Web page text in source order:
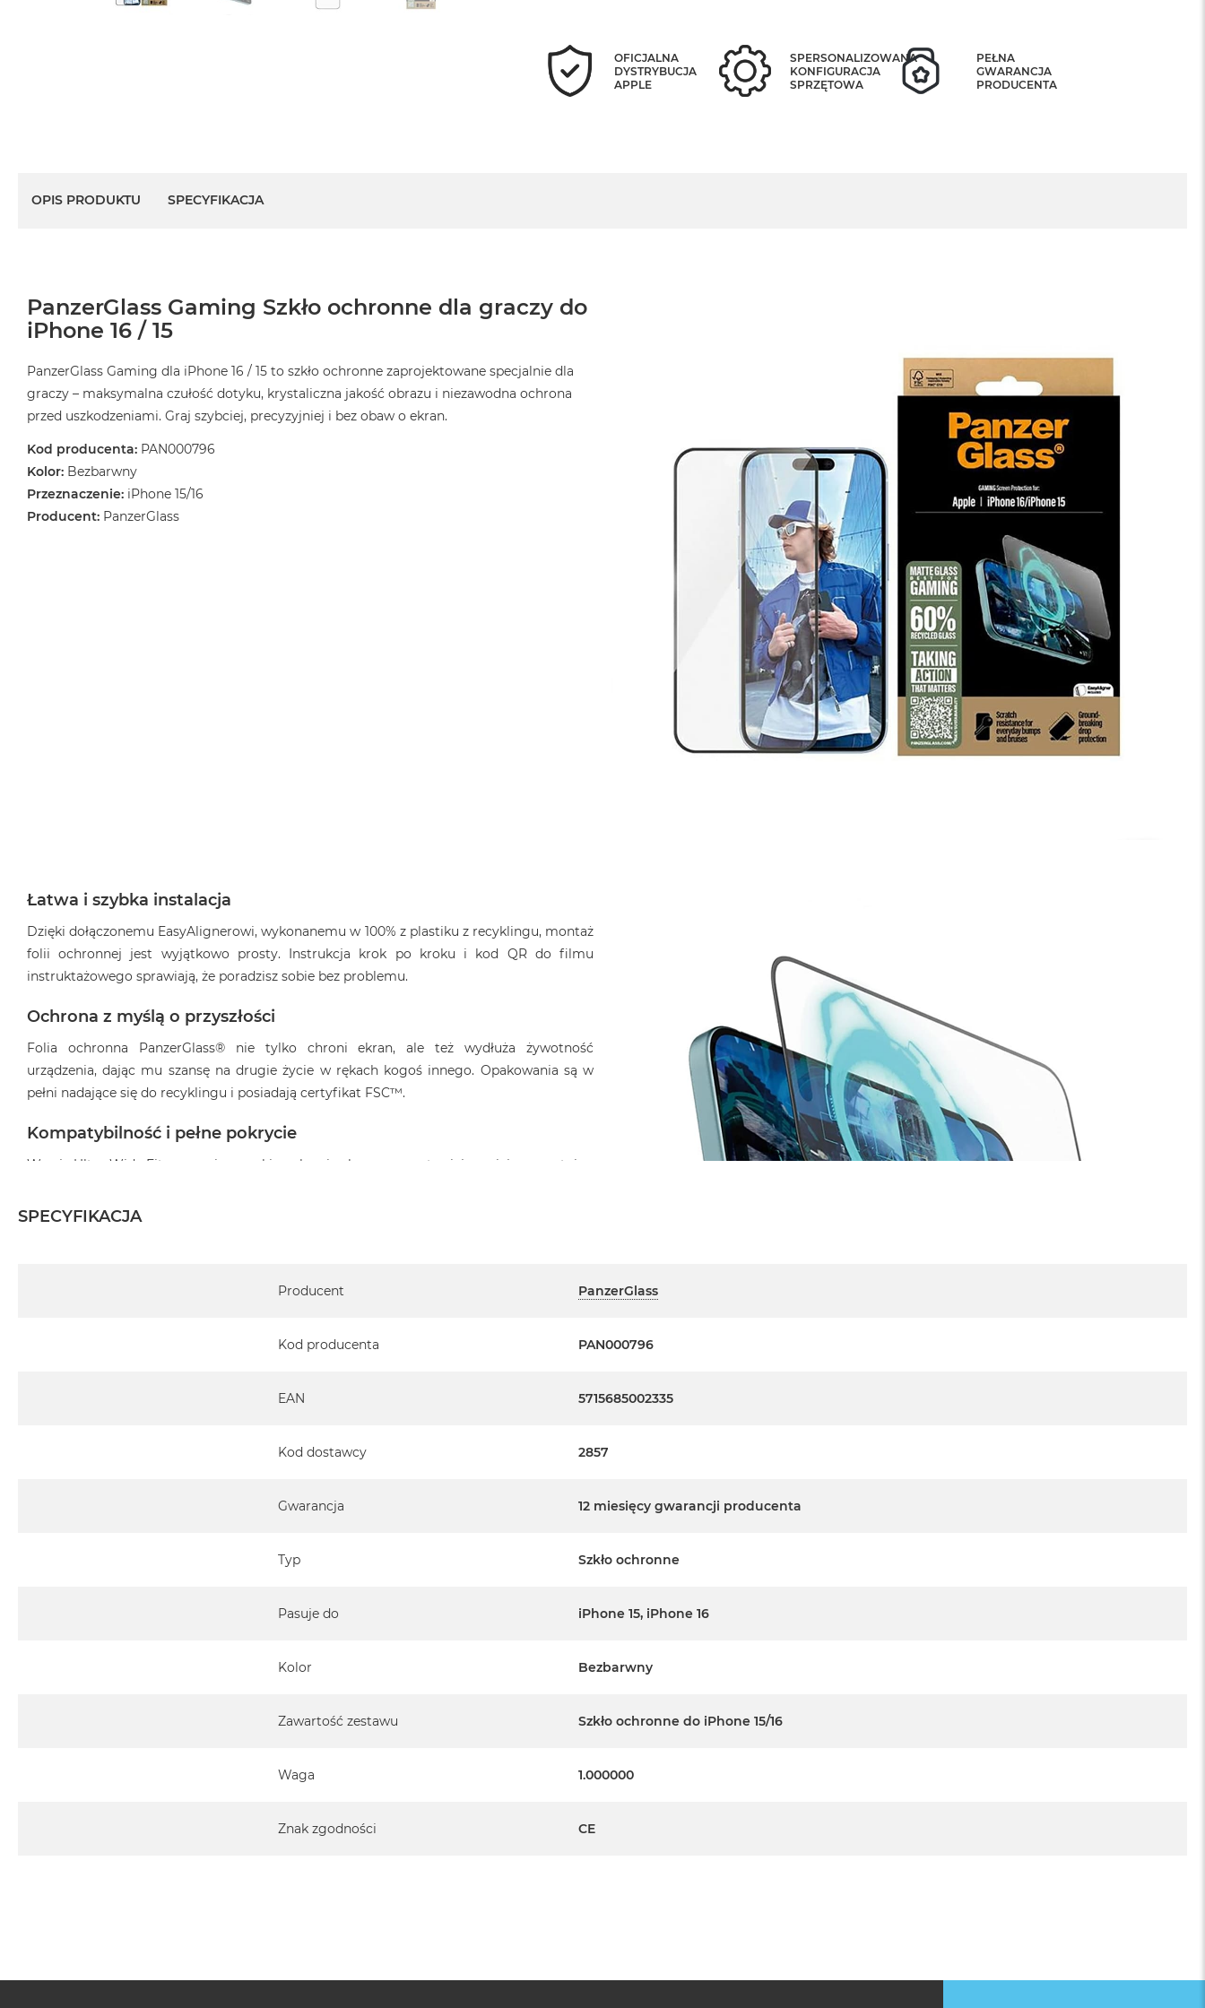
OFICJALNA
DYSTRYBUCJA
APPLE
SPERSONALIZOWANA
KONFIGURACJA
SPRZĘTOWA
PEŁNA
GWARANCJA
PRODUCENTA
OPIS PRODUKTU SPECYFIKACJA
PanzerGlass Gaming Szkło ochronne dla graczy do
iPhone 16 / 15
PanzerGlass Gaming dla iPhone 16 / 15 to szkło ochronne zaprojektowane specjalnie dla
graczy – maksymalna czułość dotyku, krystaliczna jakość obrazu i niezawodna ochrona
przed uszkodzeniami. Graj szybciej, precyzyjniej i bez obaw o ekran.
Kod producenta: PAN000796
Kolor: Bezbarwny
Przeznaczenie: iPhone 15/16
Producent: PanzerGlass
Łatwa i szybka instalacja
Dzięki dołączonemu EasyAlignerowi, wykonanemu w 100% z plastiku z recyklingu, montaż
folii ochronnej jest wyjątkowo prosty. Instrukcja krok po kroku i kod QR do filmu
instruktażowego sprawiają, że poradzisz sobie bez problemu.
Ochrona z myślą o przyszłości
Folia ochronna PanzerGlass® nie tylko chroni ekran, ale też wydłuża żywotność
urządzenia, dając mu szansę na drugie życie w rękach kogoś innego. Opakowania są w
pełni nadające się do recyklingu i posiadają certyfikat FSC™.
Kompatybilność i pełne pokrycie
Wersja Ultra-Wide Fit zapewnia szerokie pokrycie ekranu, pozostawiając miejsce na etui.
SPECYFIKACJA
Producent
PanzerGlass
Kod producenta PAN000796
EAN 5715685002335
Kod dostawcy 2857
Gwarancja 12 miesięcy gwarancji producenta
Typ Szkło ochronne
Pasuje do iPhone 15, iPhone 16
Kolor Bezbarwny
Zawartość zestawu Szkło ochronne do iPhone 15/16
Waga 1.000000
Znak zgodności CE